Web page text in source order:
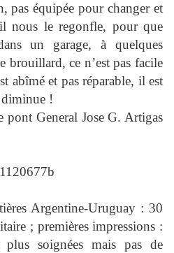
pas équipée pour changer et
nous le regonfle, pour que
un garage, à quelques
brouillard, ce n’est pas facile
abîmé et pas réparable, il est
diminue !
pont General Jose G. Artigas
Argentine-Uruguay : 30
; premières impressions :
plus soignées mais pas de